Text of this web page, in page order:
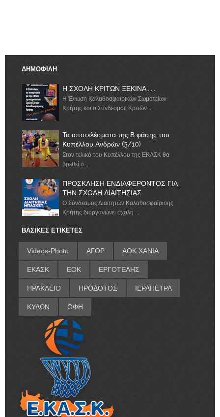
ΔΗΜΟΦΙΛΗ
Η ΣΧΟΛΗ ΚΡΙΤΩΝ ΞΕΚΙΝΑ.......
Η Ένωση Καλαθοσφαιρικών Σωματείων
Κρήτης και ο Σύνδεσμος Κριτών ...
Τα αποτελέσματα της Β φάσης του
Κυπέλλου Ανδρών (3/10)
Στον τελικό του Κυπέλλου της ΕΚΑΣΚ θα
βρεθεί ο ...
ΠΡΟΣΚΛΗΣΗ ΕΝΔΙΑΦΕΡΟΝΤΟΣ ΓΙΑ
ΤΗΝ ΣΧΟΛΗ ΔΙΑΙΤΗΣΙΑΣ
Ο Σύνδεσμος Διαιτητών Καλαθοσφαίρισης
Κρήτης διοργανώνει σχολή ...
ΒΑΣΙΚΕΣ ΕΤΙΚΕΤΕΣ
Videos-Photo ΑΓΟΡ ΑΟΚ ΧΑΝΙΑ
ΕΚΑΣΚ ΕΟΚ ΕΡΓΟΤΕΛΗΣ
ΗΡΑΚΛΕΙΟ ΗΡΟΔΟΤΟΣ ΙΕΡΑΠΕΤΡΑ
ΚΥΔΩΝ ΟΦΗ